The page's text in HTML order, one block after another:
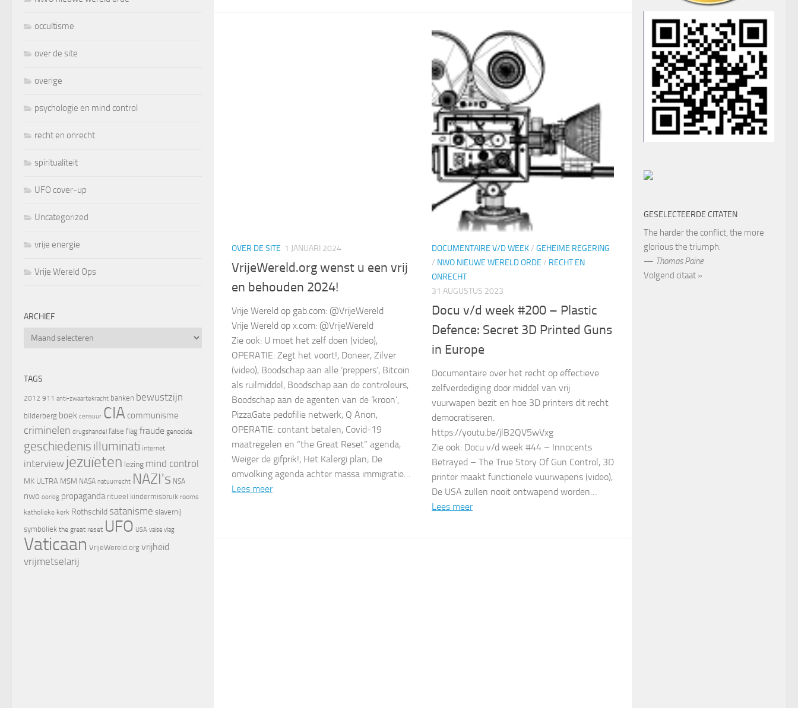
OVER DE SITE 1 JANUARI 2024
VrijeWereld.org wenst u een vrij
en behouden 2024!
Vrije Wereld op gab.com: @VrijeWereld
Vrije Wereld op x.com: @VrijeWereld
Zie ook: U moet het zelf doen (video),
OPERATIE: Zegt het voort!, Doneer, Zilver
(video), Boodschap aan alle ‘preppers’, Bitcoin
als ruilmiddel, Boodschap aan de controleurs,
Boodschap aan de agenten van de ‘kroon’,
PizzaGate pedofilie netwerk, Q Anon,
OPERATIE: contant betalen, Covid-19
maatregelen en “the Great Reset” agenda,
Weiger de gifprik!, Het Kalergi plan; De
omvolking agenda achter massa immigratie…
Lees meer
DOCUMENTAIRE V/D WEEK/ GEHEIME REGERING
/ NWO NIEUWE WERELD ORDE / RECHT EN
ONRECHT
31 AUGUSTUS 2023
Docu v/d week #200 – Plastic
Defence: Secret 3D Printed Guns
in Europe
Documentaire over het recht op effectieve
zelfverdediging door middel van vrij
vuurwapen bezit en hoe 3D printers dit recht
democratiseren.
https://youtu.be/jlB2QV5wVxg
Zie ook: Docu v/d week #44 – Innocents
Betrayed – The True Story Of Gun Control, 3D
printer maakt functionele vuurwapens (video),
De USA zullen nooit ontwapend worden…
Lees meer
occultisme
over de site
overige
psychologie en mind control
recht en onrecht
spiritualiteit
UFO cover-up
Uncategorized
vrije energie
Vrije Wereld Ops
ARCHIEF
Archief
TAGS
2012 911 anti-zwaartekracht banken bewustzijn
bilderberg boek censuur CIA communisme
criminelen drugshandel false flag fraude genocide
geschiedenis illuminati internet
interview jezuïeten lezing mind control
MK ULTRA MSM NASA natuurrecht NAZI's NSA
nwo oorlog propaganda ritueel kindermisbruik rooms
katholieke kerk Rothschild satanisme slavernij
symboliek the great reset UFO USA valse vlag
Vaticaan VrijeWereld.org vrijheid
vrijmetselarij
GESELECTEERDE CITATEN
The harder the conflict, the more
glorious the triumph.
— Thomas Paine
Volgend citaat »